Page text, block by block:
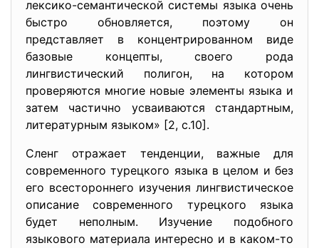
лексико-семантической системы языка очень
быстро обновляется, поэтому он
представляет в концентрированном виде
базовые концепты, своего рода
лингвистический полигон, на котором
проверяются многие новые элементы языка и
затем частично усваиваются стандартным,
литературным языком» [2, с.10].
Сленг отражает тенденции, важные для
современного турецкого языка в целом и без
его всестороннего изучения лингвистическое
описание современного турецкого языка
будет неполным. Изучение подобного
языкового материала интересно и в каком-то